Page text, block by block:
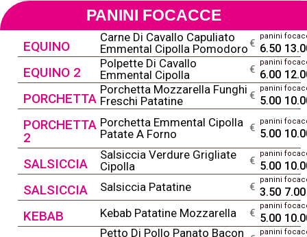
PANINI FOCACCE
EQUINO @Carne Di Cavallo Capuliato
Emmental Cipolla Pomodoro€
panini
6.50
EQUINO 2 @Polpette Di Cavallo
Emmental Cipolla
€
panini
6.00
PORCHETTA@Porchetta Mozzarella Funghi
Freschi Patatine
€
panini
5.00
PORCHETTA
2
@Porchetta Emmental Cipolla
Patate A Forno
€
panini
5.00
SALSICCIA @Salsiccia Verdure Grigliate
Cipolla
€
panini
5.00
SALSICCIA @Salsiccia Patatine €
panini
3.50 7.00
KEBAB @Kebab Patatine Mozzarella €
panini
5.00
Petto Di Pollo Panato Bacon panini